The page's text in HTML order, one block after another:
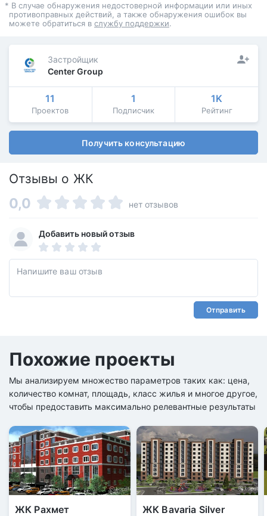
* В случае обнаружения недостоверной информации или иных
противоправных действий, а также обнаружения ошибок вы
можете обратиться в службу поддержки.
Застройщик
Center Group
11
Проектов
1
Подписчик
1K
Рейтинг
Получить консультацию
Отзывы о ЖК
0,0 нет отзывов
Добавить новый отзыв
Отправить
Похожие проекты
Мы анализируем множество параметров таких как: цена,
количество комнат, площадь, класс жилья и многое другое,
чтобы предоставить максимально релевантные результаты
ЖК Рахмет ЖК Bavaria Silver